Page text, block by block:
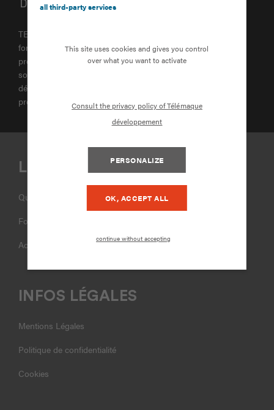
TELEMAQUE DEVELOPPEMENT est une entreprise de
formation et de développement agréée. La formation
professionnelle représente un passage durant lequel, chacun
souhaite être accompagné. Elle est également source de
développement partagé pour peu qu’on l’inscrive dans un
projet.
LIENS UTILES
Qui sommes-nous ?
Formations
Accompagnement
INFOS LÉGALES
Mentions Légales
Politique de confidentialité
Cookies
all third-party services
This site uses cookies and gives you control
over what you want to activate
Consult the privacy policy of Télémaque
développement
PERSONALIZE
OK, ACCEPT ALL
continue without accepting